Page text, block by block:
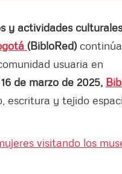
y actividades
(BibloRed) continúa
usuaria en
16 de marzo de 2025,
escritura y tejido
visitando los